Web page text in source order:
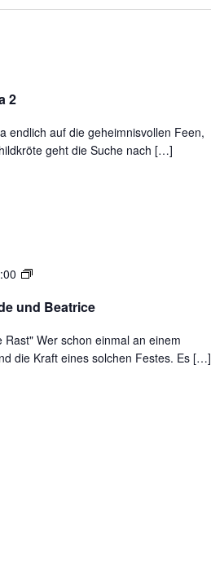
2
endlich auf die geheimnisvollen Feen,
geht die Suche nach […]
und Beatrice
Gemeinsam
vier
Mondfeste
feiern
Wer schon einmal an einem
die Kraft eines solchen Festes. Es […]